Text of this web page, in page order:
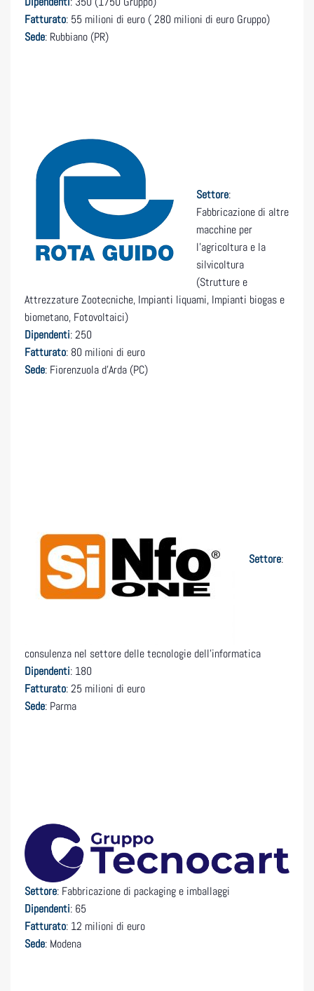
Fatturato: 55 milioni di euro ( 280 milioni di euro Gruppo)
Sede: Rubbiano (PR)
Settore:
Fabbricazione di altre
macchine per
l’agricoltura e la
silvicoltura
(Strutture e
Attrezzature Zootecniche, Impianti liquami, Impianti biogas e
biometano, Fotovoltaici)
Dipendenti: 250
Fatturato: 80 milioni di euro
Sede: Fiorenzuola d’Arda (PC)
Settore:
consulenza nel settore delle tecnologie dell’informatica
Dipendenti: 180
Fatturato: 25 milioni di euro
Sede: Parma
Settore: Fabbricazione di packaging e imballaggi
Dipendenti: 65
Fatturato: 12 milioni di euro
Sede: Modena